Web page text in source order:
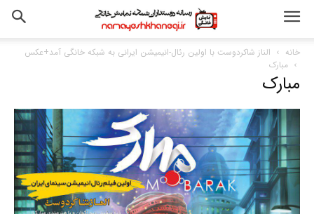
خانه
الناز شاکردوست با اولین رئال-انیمیشن ایرانی به شبکه خانگی آمد+عکس
مبارک
مبارک